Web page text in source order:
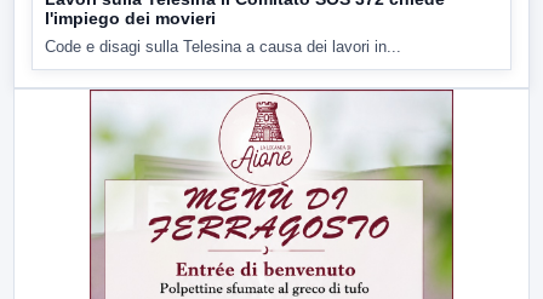
l'impiego dei movieri
Code e disagi sulla Telesina a causa dei lavori in...